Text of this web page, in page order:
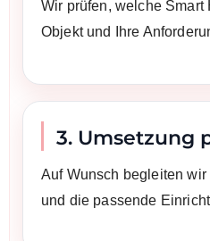
Wir prüfen, welche Smart
Objekt und Ihre
3. Umsetzung
Auf Wunsch begleiten
und die passende